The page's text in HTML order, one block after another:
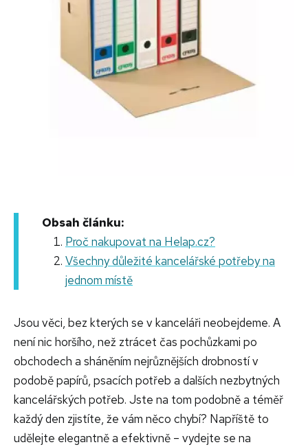
Obsah článku:
Proč nakupovat na Helap.cz?
Všechny důležité kancelářské potřeby na
jednom místě
Jsou věci, bez kterých se v kanceláři neobejdeme. A
není nic horšího, než ztrácet čas pochůzkami po
obchodech a sháněním nejrůznějších drobností v
podobě papírů, psacích potřeb a dalších nezbytných
kancelářských potřeb. Jste na tom podobně a téměř
každý den zjistíte, že vám něco chybí? Napříště to
udělejte elegantně a efektivně – vydejte se na